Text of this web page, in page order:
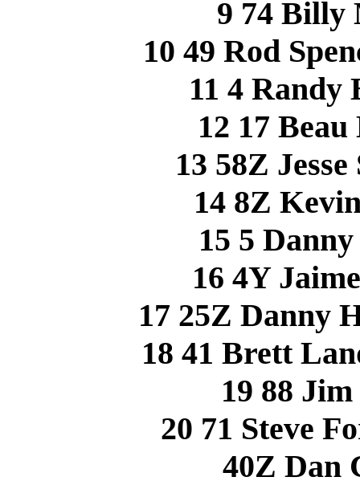
9 74
10 49 Rod
11 4
12 17
13 58Z
14 8Z
15 5
16 4Y
17 25Z Danny
18 41 Brett
19 88
20 71 Steve
40Z Dan